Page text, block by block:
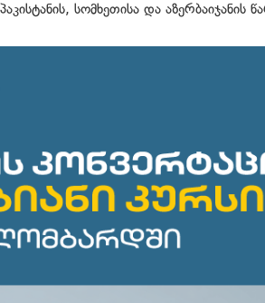
სომხეთისა და აზერბაიჯანის